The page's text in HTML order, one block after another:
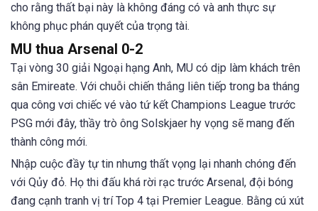
cho rằng thất bại này là không đáng có và anh thực sự
không phục phán quyết của trọng tài.
MU thua Arsenal 0-2
Tại vòng 30 giải Ngoại hạng Anh, MU có dịp làm khách trên
sân Emireate. Với chuỗi chiến thắng liên tiếp trong ba tháng
qua công vơi chiếc vé vào tứ kết Champions League trước
PSG mới đây, thầy trò ông Solskjaer hy vọng sẽ mang đến
thành công mới.
Nhập cuộc đầy tự tin nhưng thất vọng lại nhanh chóng đến
với Qủy đỏ. Họ thi đấu khá rời rạc trước Arsenal, đội bóng
đang cạnh tranh vị trí Top 4 tại Premier League. Bằng cú xút